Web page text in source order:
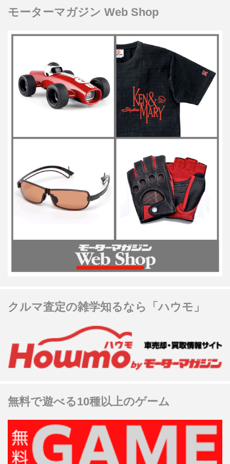
モーターマガジン Web Shop
クルマ査定の雑学知るなら「ハウモ」
無料で遊べる10種以上のゲーム